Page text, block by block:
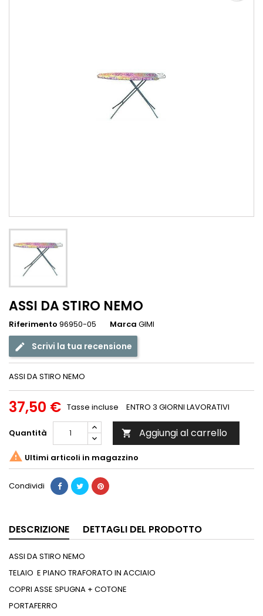
ASSI DA STIRO NEMO
Riferimento 96950-05 Marca GIMI
Scrivi la tua recensione
ASSI DA STIRO NEMO
37,50 € Tasse incluse ENTRO 3 GIORNI LAVORATIVI
Quantità  Aggiungi al carrello
 Ultimi articoli in magazzino
Condividi
DESCRIZIONE DETTAGLI DEL PRODOTTO
ASSI DA STIRO NEMO
TELAIO E PIANO TRAFORATO IN ACCIAIO
COPRI ASSE SPUGNA + COTONE
PORTAFERRO